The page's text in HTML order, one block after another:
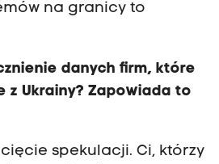
na granicy to
danych firm, które
z Ukrainy? Zapowiada to
spekulacji. Ci, którzy